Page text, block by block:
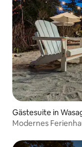
Gästesuite in
Modernes